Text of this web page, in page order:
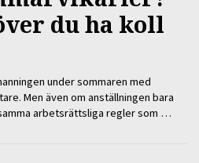
du ha koll
under sommaren med
Men även om anställningen bara
arbetsrättsliga regler som …